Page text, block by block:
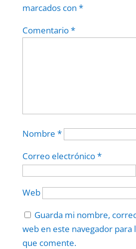
marcados con *
Comentario*
Nombre *
Correo electrónico*
Web
Guarda mi nombre,
web en este navegador para
que comente.